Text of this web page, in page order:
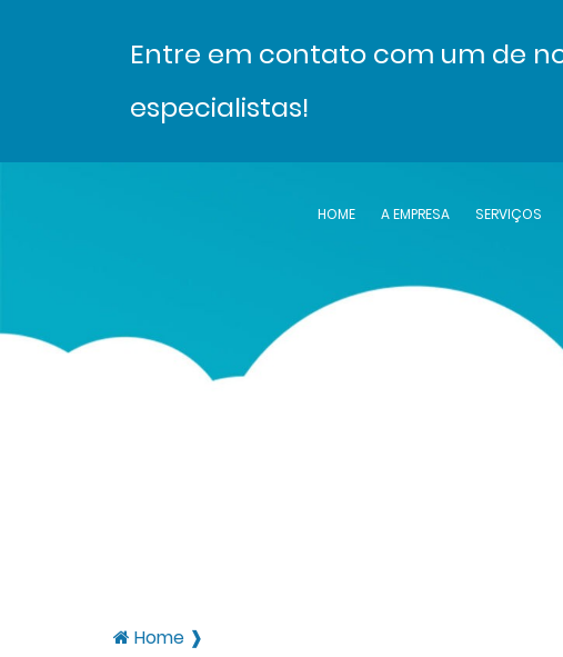
Entre em contato com um de
especialistas!
HOME A EMPRESA SERVIÇOS
Home ❱